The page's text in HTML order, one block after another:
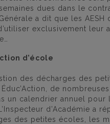
dues dans le
a dit que les AESH
exclusivement leur
d’école
des décharges des
de
un calendrier annuel pour
d’Académie a
des petites écoles, les